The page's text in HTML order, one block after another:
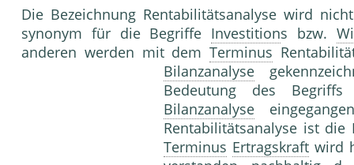
Die Bezeichnung Rentabilitätsanalyse wird
synonym für die Begriffe Investitions bzw.
anderen werden mit demTerminus
Bilanzanalyse
Bedeutung des
Bilanzanalyse
Rentabilitätsanalyse ist
Terminus Ertragskraft wird